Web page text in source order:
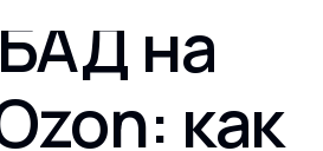
на
как